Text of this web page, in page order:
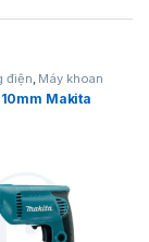
đại,
tiện lợi,
điện Máy khoan
Makita